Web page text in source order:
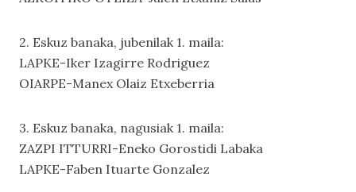
2. Eskuz banaka, jubenilak 1. maila:
LAPKE-Iker Izagirre Rodriguez
OIARPE-Manex Olaiz Etxeberria
3. Eskuz banaka, nagusiak 1. maila:
ZAZPI ITTURRI-Eneko Gorostidi Labaka
LAPKE-Faben Ituarte Gonzalez